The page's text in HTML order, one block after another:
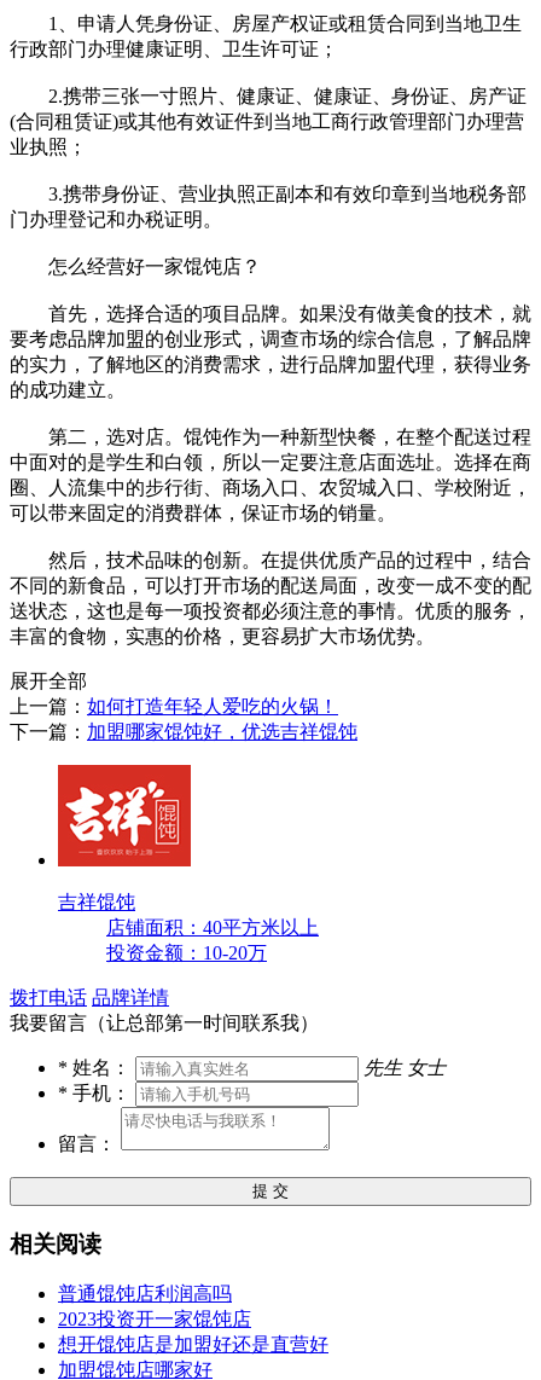
1、申请人凭身份证、房屋产权证或租赁合同到当地卫生
行政部门办理健康证明、卫生许可证；
2.携带三张一寸照片、健康证、健康证、身份证、房产证
(合同租赁证)或其他有效证件到当地工商行政管理部门办理营
业执照；
3.携带身份证、营业执照正副本和有效印章到当地税务部
门办理登记和办税证明。
怎么经营好一家馄饨店？
首先，选择合适的项目品牌。如果没有做美食的技术，就
要考虑品牌加盟的创业形式，调查市场的综合信息，了解品牌
的实力，了解地区的消费需求，进行品牌加盟代理，获得业务
的成功建立。
第二，选对店。馄饨作为一种新型快餐，在整个配送过程
中面对的是学生和白领，所以一定要注意店面选址。选择在商
圈、人流集中的步行街、商场入口、农贸城入口、学校附近，
可以带来固定的消费群体，保证市场的销量。
然后，技术品味的创新。在提供优质产品的过程中，结合
不同的新食品，可以打开市场的配送局面，改变一成不变的配
送状态，这也是每一项投资都必须注意的事情。优质的服务，
丰富的食物，实惠的价格，更容易扩大市场优势。
展开全部
上一篇： 如何打造年轻人爱吃的火锅！
下一篇： 加盟哪家馄饨好，优选吉祥馄饨
吉祥馄饨
店铺面积：40平方米以上
投资金额：10-20万
拨打电话 品牌详情
我要留言（让总部第一时间联系我）
* 姓名： 先生 女士
* 手机：
留言：
提 交
相关阅读
普通馄饨店利润高吗
2023投资开一家馄饨店
想开馄饨店是加盟好还是直营好
加盟馄饨店哪家好